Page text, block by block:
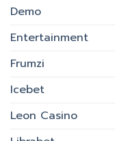
Demo
Entertainment
Frumzi
Icebet
Leon Casino